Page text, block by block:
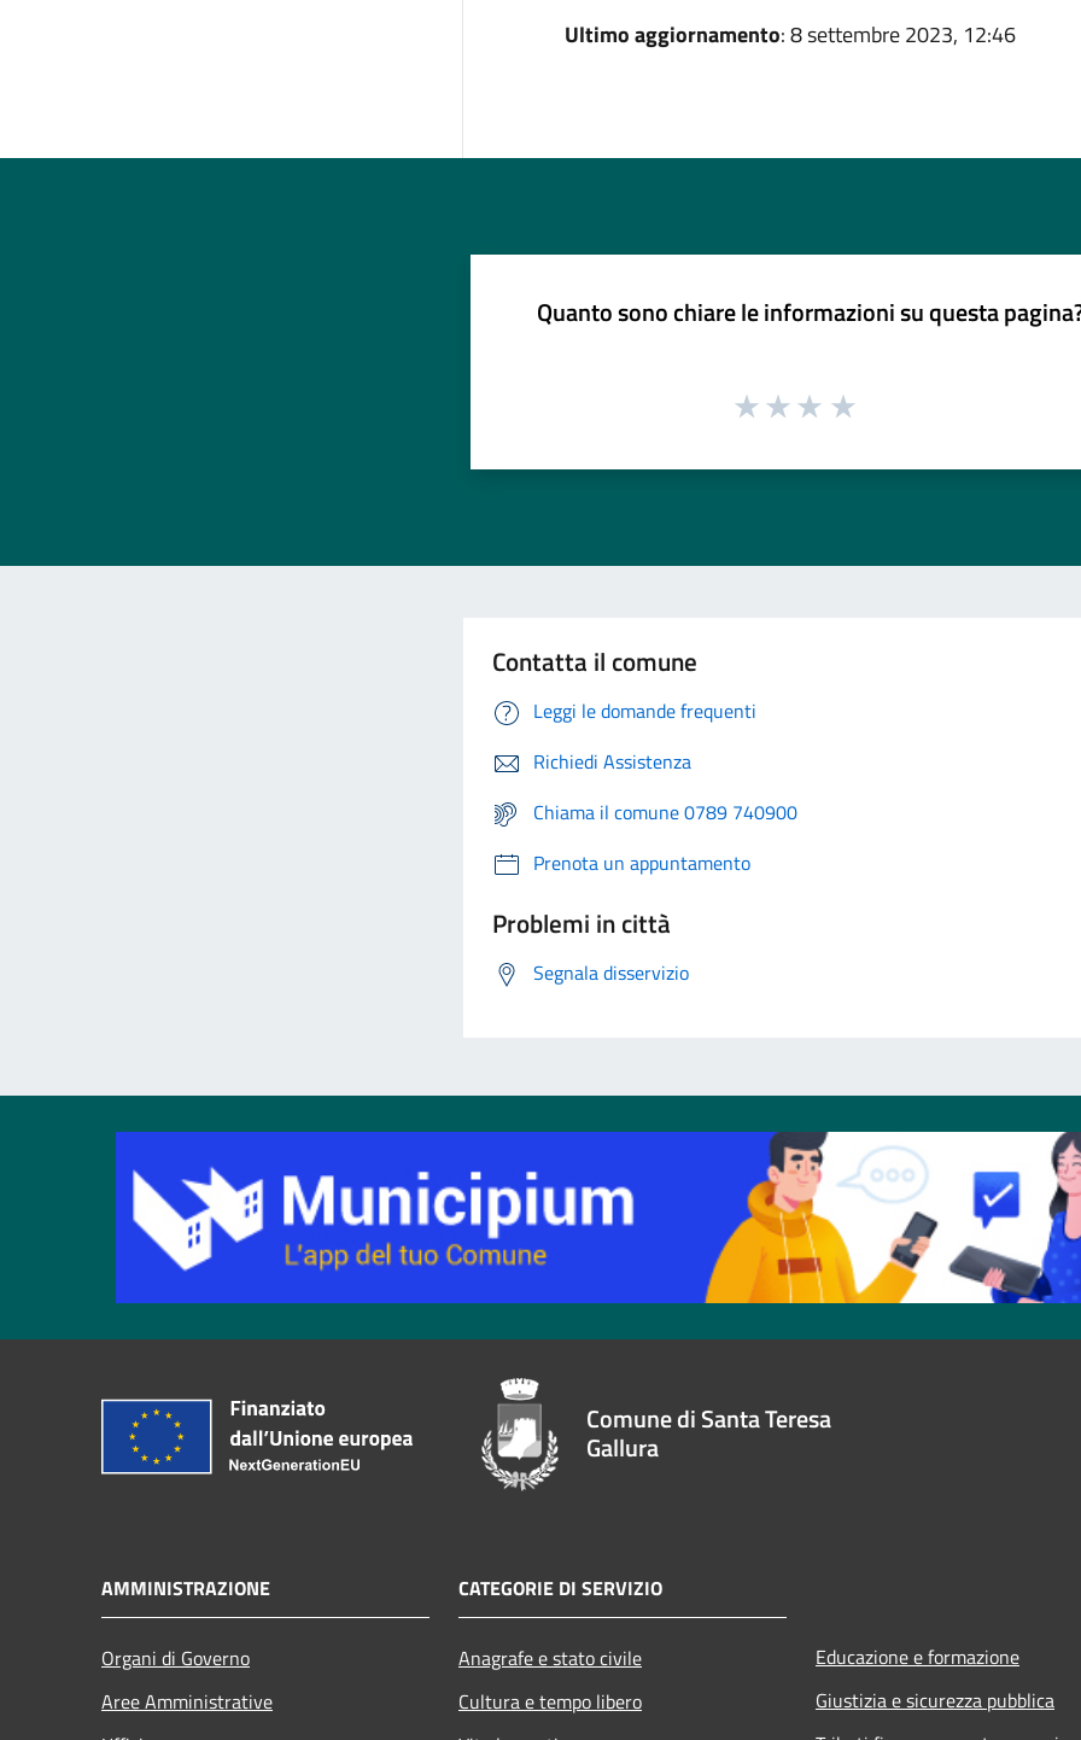
Ultimo aggiornamento: 8 settembre 2023, 12:46
Quanto sono chiare le informazioni su questa
Contatta il comune
Leggi le domande frequenti
Richiedi Assistenza
Chiama il comune 0789 740900
Prenota un appuntamento
Problemi in città
Segnala disservizio
Comune di Santa Teresa
Gallura
AMMINISTRAZIONE
Organi di Governo
Aree Amministrative
CATEGORIE DI SERVIZIO
Anagrafe e stato civile
Cultura e tempo libero
Educazione e formazione
Giustizia e sicurezza pubblica